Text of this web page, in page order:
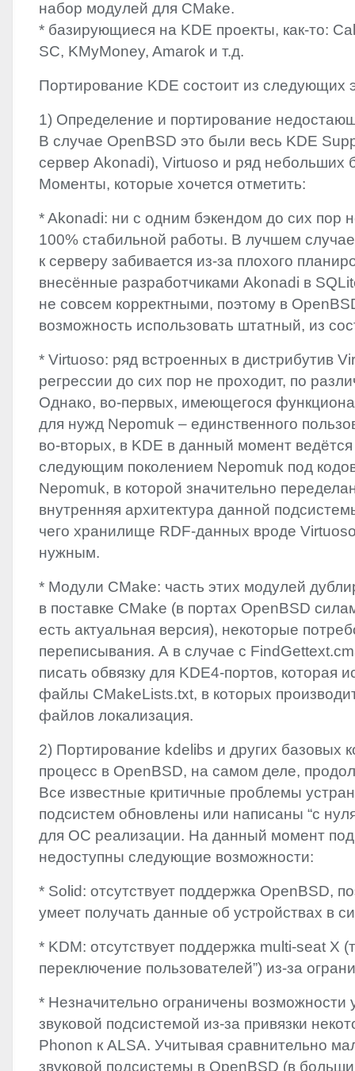
набор модулей для CMake.
* базирующиеся на KDE проекты, как-то:
SC, KMyMoney, Amarok и т.д.
Портирование KDE состоит из следующих
1) Определение и портирование
В случае OpenBSD это были весь KDE
сервер Akonadi), Virtuoso и ряд небольших
Моменты, которые хочется отметить:
* Akonadi: ни с одним бэкендом до сих пор
100% стабильной работы. В лучшем
к серверу забивается из-за плохого
внесённые разработчиками Akonadi в
не совсем корректными, поэтому в
возможность использовать штатный, из
* Virtuoso: ряд встроенных в дистрибутив
регрессии до сих пор не проходит, по
Однако, во-первых, имеющегося
для нужд Nepomuk – единственного
во-вторых, в KDE в данный момент
следующим поколением Nepomuk под
Nepomuk, в которой значительно
внутренняя архитектура данной
чего хранилище RDF-данных вроде
нужным.
* Модули CMake: часть этих модулей
в поставке CMake (в портах OpenBSD
есть актуальная версия), некоторые
переписывания. А в случае с
писать обвязку для KDE4-портов, которая
файлы CMakeLists.txt, в которых
файлов локализация.
2) Портирование kdelibs и других базовых
процесс в OpenBSD, на самом деле,
Все известные критичные проблемы
подсистем обновлены или написаны “с
для ОС реализации. На данный момент
недоступны следующие возможности:
* Solid: отсутствует поддержка OpenBSD,
умеет получать данные об устройствах в
* KDM: отсутствует поддержка multi-seat X
переключение пользователей”) из-за
* Незначительно ограничены возможности
звуковой подсистемой из-за привязки
Phonon к ALSA. Учитывая сравнительно
звуковой подсистемы в OpenBSD (в